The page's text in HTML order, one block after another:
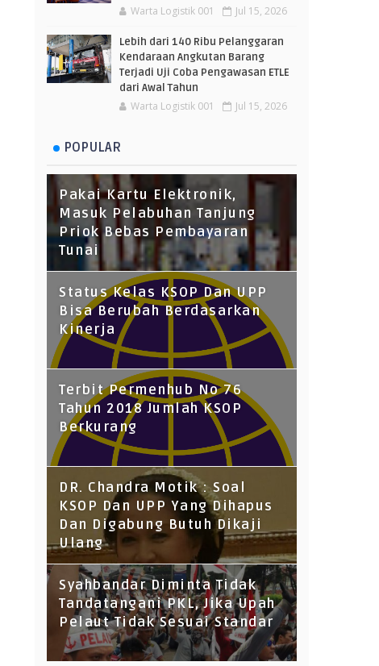
Warta Logistik 001 Jul 15, 2026
Lebih dari 140 Ribu Pelanggaran
Kendaraan Angkutan Barang
Terjadi Uji Coba Pengawasan ETLE
dari Awal Tahun
Warta Logistik 001 Jul 15, 2026
POPULAR
Pakai Kartu Elektronik,
Masuk Pelabuhan Tanjung
Priok Bebas Pembayaran
Tunai
Status Kelas KSOP Dan UPP
Bisa Berubah Berdasarkan
Kinerja
Terbit Permenhub No 76
Tahun 2018 Jumlah KSOP
Berkurang
DR. Chandra Motik : Soal
KSOP Dan UPP Yang Dihapus
Dan Digabung Butuh Dikaji
Ulang
Syahbandar Diminta Tidak
Tandatangani PKL, Jika Upah
Pelaut Tidak Sesuai Standar